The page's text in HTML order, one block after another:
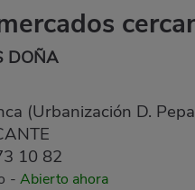
DOÑA
(Urbanización D.
10 82
- Abierto ahora